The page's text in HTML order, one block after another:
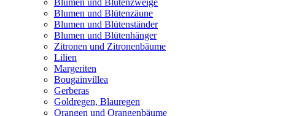
Blumen und Blütenzäune
Blumen und Blütenständer
Blumen und Blütenhänger
Zitronen und Zitronenbäume
Lilien
Margeriten
Bougainvillea
Gerberas
Goldregen, Blauregen
Orangen und Orangenbäume